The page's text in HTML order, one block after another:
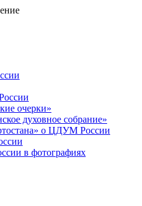
очерки»
духовное собрание»
о ЦДУМ России
в фотографиях